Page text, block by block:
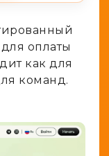
оплаты
как для
команд.